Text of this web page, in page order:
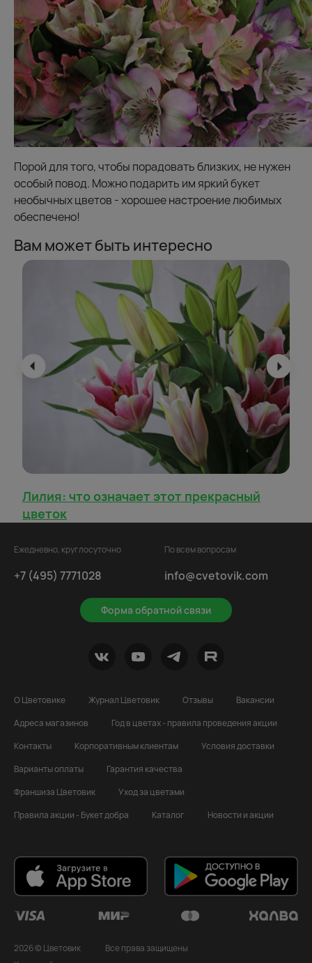
Порой для того, чтобы порадовать близких, не нужен
особый повод. Можно подарить им яркий букет
необычных цветов - хорошее настроение любимых
обеспечено!
Вам может быть интересно
Лилия: что означает этот прекрасный
цветок
Ежедневно, круглосуточно
+7 (495) 7771028
Форма обратной связи
По всем вопросам
info@cvetovik.com
О Цветовике Журнал Цветовик Отзывы
Вакансии
Адреса магазинов
Год в цветах - правила проведения акции
Контакты
Корпоративным клиентам
Условия доставки
Варианты оплаты
Гарантия качества
Франшиза Цветовик
Уход за цветами
Правила акции - Букет добра
Каталог Новости и акции
2026 © Цветовик
Все права защищены